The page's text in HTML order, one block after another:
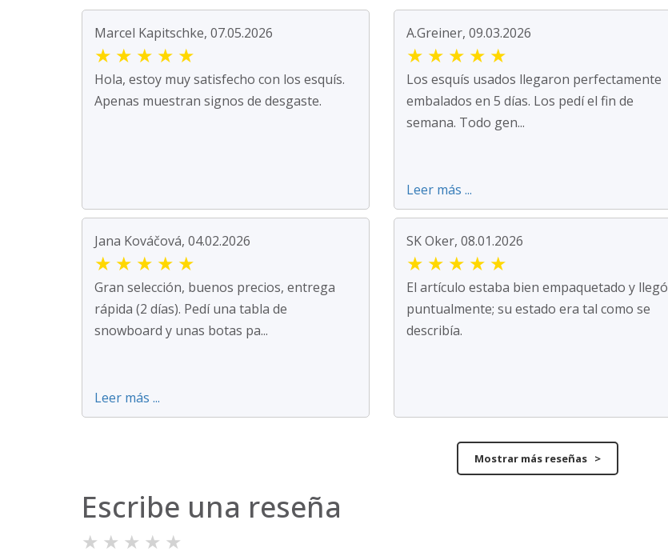
Marcel Kapitschke, 07.05.2026
★ ★ ★ ★ ★
Hola, estoy muy satisfecho con los esquís.
Apenas muestran signos de desgaste.
A.Greiner, 09.03.2026
★ ★ ★ ★ ★
Los esquís usados llegaron perfectamente
embalados en 5 días. Los pedí el fin de
semana. Todo gen...
Leer más ...
Jana Kováčová, 04.02.2026
★ ★ ★ ★ ★
Gran selección, buenos precios, entrega
rápida (2 días). Pedí una tabla de
snowboard y unas botas pa...
Leer más ...
SK Oker, 08.01.2026
★ ★ ★ ★ ★
El artículo estaba bien empaquetado y llegó
puntualmente; su estado era tal como se
describía.
Mostrar más reseñas >
Escribe una reseña
★ ★ ★ ★ ★